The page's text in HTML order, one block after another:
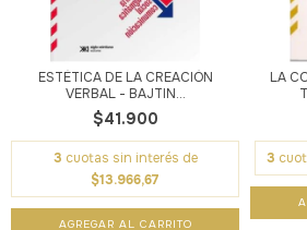
ESTÉTICA DE LA CREACIÓN
VERBAL - BAJTIN...
$41.900
3 cuotas sin interés de
$13.966,67
LA
3